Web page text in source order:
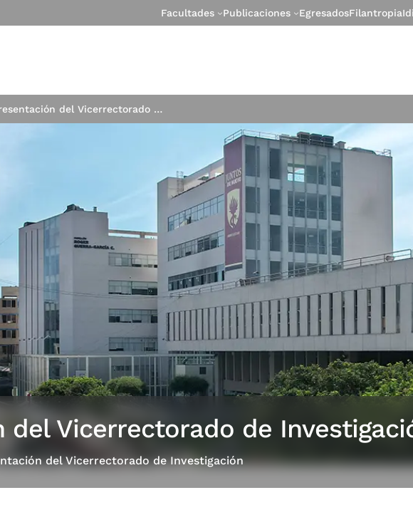
Facultades Publicaciones EgresadosFilantropia
Presentación del Vicerrectorado de Investigación
del Vicerrectorado de
del Vicerrectorado de Investigación